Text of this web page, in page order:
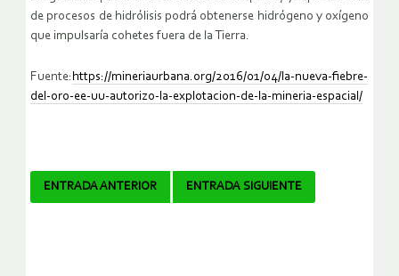
de procesos de hidrólisis podrá obtenerse hidrógeno y oxígeno
que impulsaría cohetes fuera de la Tierra.
Fuente: https://mineriaurbana.org/2016/01/04/la-nueva-fiebre-
del-oro-ee-uu-autorizo-la-explotacion-de-la-mineria-espacial/
Navegador
ENTRADA ANTERIOR ENTRADA SIGUIENTE